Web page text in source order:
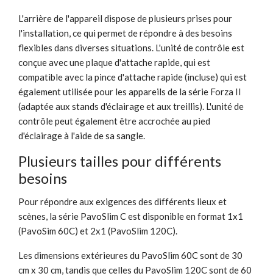
L'arrière de l'appareil dispose de plusieurs prises pour
l'installation, ce qui permet de répondre à des besoins
flexibles dans diverses situations. L'unité de contrôle est
conçue avec une plaque d'attache rapide, qui est
compatible avec la pince d'attache rapide (incluse) qui est
également utilisée pour les appareils de la série Forza II
(adaptée aux stands d'éclairage et aux treillis). L'unité de
contrôle peut également être accrochée au pied
d'éclairage à l'aide de sa sangle.
Plusieurs tailles pour différents
besoins
Pour répondre aux exigences des différents lieux et
scènes, la série PavoSlim C est disponible en format 1x1
(PavoSim 60C) et 2x1 (PavoSlim 120C).
Les dimensions extérieures du PavoSlim 60C sont de 30
cm x 30 cm, tandis que celles du PavoSlim 120C sont de 60